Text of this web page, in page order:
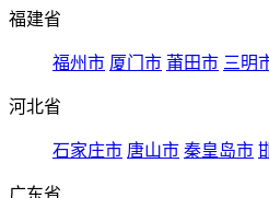
福建省
福州市 厦门市 莆田市 三明
河北省
石家庄市 唐山市 秦皇岛市
广东省